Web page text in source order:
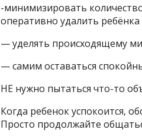
-минимизировать
оперативно удалить ребёнка
— уделять происходящему
— самим оставаться
НЕ нужно пытаться что-то
Когда ребенок успокоится,
Просто продолжайте